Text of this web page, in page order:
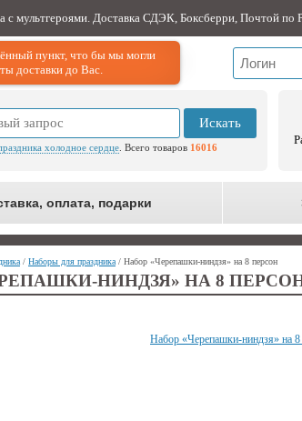
с мультгероями. Доставка СДЭК, Боксберри, Почтой по
пункт, что бы мы могли
доставки до Вас.
Искать
холодное сердце . Всего товаров 16016
оплата, подарки
/ Наборы для праздника / Набор «Черепашки-ниндзя» на 8 персон
НИНДЗЯ» НА 8
Набор «Черепашки-ниндзя» на 8